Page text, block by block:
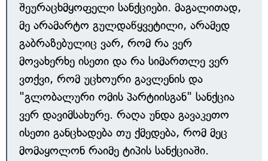
შეურაცხმყოფელი სანქციები. მაგალითად,
მე არამარტო გულდაწყვეტილი, არამედ
გაბრაზებულიც ვარ, რომ რა ვერ
მოვახერხე ისეთი და რა სიმართლე ვერ
ვთქვი, რომ უცხოური გავლენის და
"გლობალური ომის პარტიისგან" სანქცია
ვერ დავიმსახურე. რაღა უნდა გავაკეთო
ისეთი განცხადება თუ ქმედება, რომ მეც
მომაყოლონ რაიმე ტიპის სანქციაში.